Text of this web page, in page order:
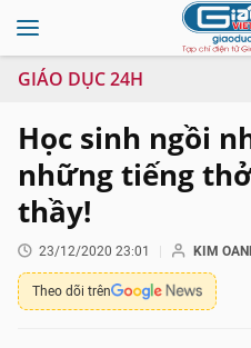
GIÁO DỤC 24H
Học sinh ngồi
những tiếng
thầy!
23/12/2020 23:01 KIM
Theo dõi trên